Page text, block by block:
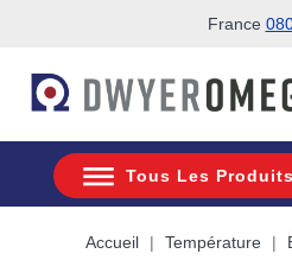
France
Tous Les Produits
Accueil Température